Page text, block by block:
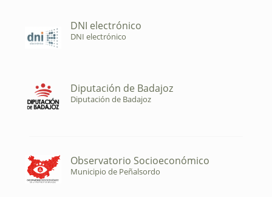
DNI electrónico
DNI electrónico
Diputación de Badajoz
Diputación de Badajoz
Observatorio Socioeconómico
Municipio de Peñalsordo